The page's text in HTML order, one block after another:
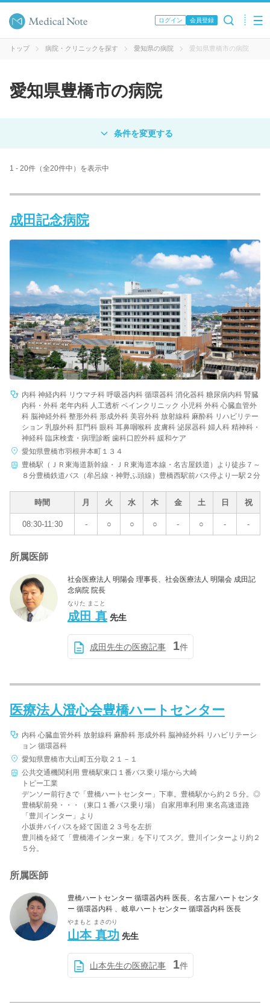
ログイン 会員登録
トップ 病院・クリニックを探す 愛知県の病院 愛知県豊橋市の病院
愛知県豊橋市の病院
病院 クリニック
病名 / 診療科目
病院名
条件を変更する
1 - 20件（全20件中）を表示中
成田記念病院
内科 神経内科 リウマチ科 呼吸器内科 循環器科 消化器科 糖尿病内科 腎臓
内科・外科 老年内科 人工透析 ペインクリニック 小児科 外科 心臓血管外
科 脳神経外科 整形外科 形成外科 美容外科 放射線科 麻酔科 リハビリテー
ション 乳腺外科 肛門科 眼科 耳鼻咽喉科 皮膚科 泌尿器科 婦人科 精神科・
神経科 臨床検査・病理診断 歯科口腔外科 緩和ケア
愛知県豊橋市羽根井本町１３４
豊橋駅（ＪＲ東海道新幹線・ＪＲ東海道本線・名古屋鉄道）より徒歩７～
８分豊橋鉄道バス（牟呂線・神野ふ頭線）豊橋西駅前バス停より一駅２分
時間 月 火 水 木 金 土 日 祝
08:30-11:30 - ○ ○ ○ - ○ - -
所属医師
社会医療法人 明陽会 理事長、社会医療法人 明陽会 成田記
念病院 院長
なりた まこと
成田 真 先生
成田先生の医療記事 1件
医療法人澄心会豊橋ハートセンター
内科 心臓血管外科 放射線科 麻酔科 形成外科 脳神経外科 リハビリテーシ
ョン 循環器科
愛知県豊橋市大山町五分取２１－１
公共交通機関利用 豊橋駅東口１番バス乗り場から大崎
トピー工業
デンソー前行きで「豊橋ハートセンター」下車。豊橋駅から約２５分。◎
豊橋駅前発・・・（東口１番バス乗り場） 自家用車利用 東名高速道路
「豊川インター」より
小坂井バイパスを経て国道２３号を左折
豊川橋を経て「豊橋港インター東」を下りてスグ。豊川インターより約２
５分。
所属医師
豊橋ハートセンター 循環器内科 医長、名古屋ハートセンタ
ー 循環器内科 、岐阜ハートセンター 循環器内科 医長
やまもと まさのり
山本 真功 先生
山本先生の医療記事 1件